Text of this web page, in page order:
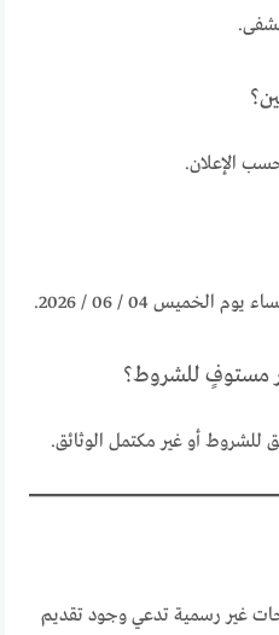
الإعلان.
04 / 06 / 2026.
مستوفٍ للشروط؟
للشروط أو غير مكتمل الوثائق.
غير رسمية تدعي وجود تقديم